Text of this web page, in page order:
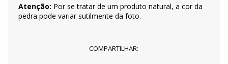
Atenção: Por se tratar de um produto natural, a cor da
pedra pode variar sutilmente da foto.
COMPARTILHAR: